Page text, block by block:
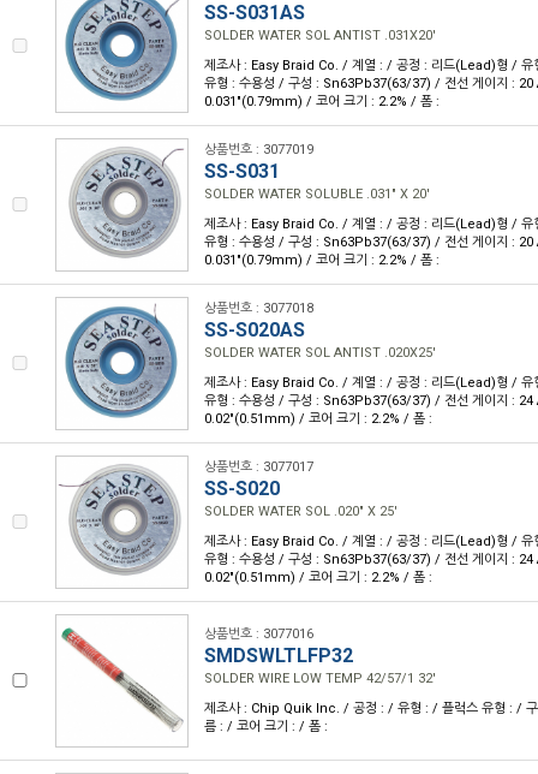
SS-S031AS
SOLDER WATER SOL ANTIST .031X20'
제조사 : Easy Braid Co. / 계열 : / 공정 : 리드(Lead)형 / 유
유형 : 수용성 / 구성 : Sn63Pb37(63/37) / 전선 게이지 : 20
0.031"(0.79mm) / 코어 크기 : 2.2% / 폼 :
상품번호 : 3077019
SS-S031
SOLDER WATER SOLUBLE .031" X 20'
제조사 : Easy Braid Co. / 계열 : / 공정 : 리드(Lead)형 / 유
유형 : 수용성 / 구성 : Sn63Pb37(63/37) / 전선 게이지 : 20
0.031"(0.79mm) / 코어 크기 : 2.2% / 폼 :
상품번호 : 3077018
SS-S020AS
SOLDER WATER SOL ANTIST .020X25'
제조사 : Easy Braid Co. / 계열 : / 공정 : 리드(Lead)형 / 유
유형 : 수용성 / 구성 : Sn63Pb37(63/37) / 전선 게이지 : 24
0.02"(0.51mm) / 코어 크기 : 2.2% / 폼 :
상품번호 : 3077017
SS-S020
SOLDER WATER SOL .020" X 25'
제조사 : Easy Braid Co. / 계열 : / 공정 : 리드(Lead)형 / 유
유형 : 수용성 / 구성 : Sn63Pb37(63/37) / 전선 게이지 : 24
0.02"(0.51mm) / 코어 크기 : 2.2% / 폼 :
상품번호 : 3077016
SMDSWLTLFP32
SOLDER WIRE LOW TEMP 42/57/1 32'
제조사 : Chip Quik Inc. / 공정 : / 유형 : / 플럭스 유형 : /
름 : / 코어 크기 : / 폼 :